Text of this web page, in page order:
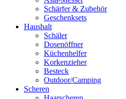
Schärfer & Zubehör
Geschenksets
Haushalt
Schäler
Dosenöffner
Küchenhelfer
Korkenzieher
Besteck
Outdoor/Camping
Scheren